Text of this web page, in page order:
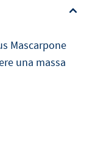
Mascarpone
una massa